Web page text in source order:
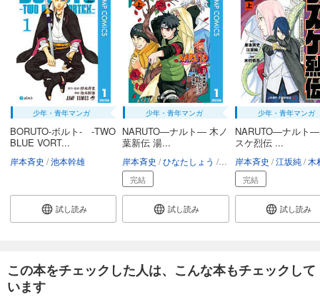
少年・青年マンガ
BORUTO-ボルト- -TWO
BLUE VORT...
岸本斉史 池本幹雄
試し読み
少年・青年マンガ
NARUTO―ナルト― 木ノ
葉新伝 湯...
岸本斉史 ひなたしょう 斎夏生
完結
試し読み
少年・青年マンガ
NARUTO―ナル
スケ烈伝 ...
岸本斉史 江坂純 木村
完結
試し読み
この本をチェックした人は、こんな本もチェックして
います